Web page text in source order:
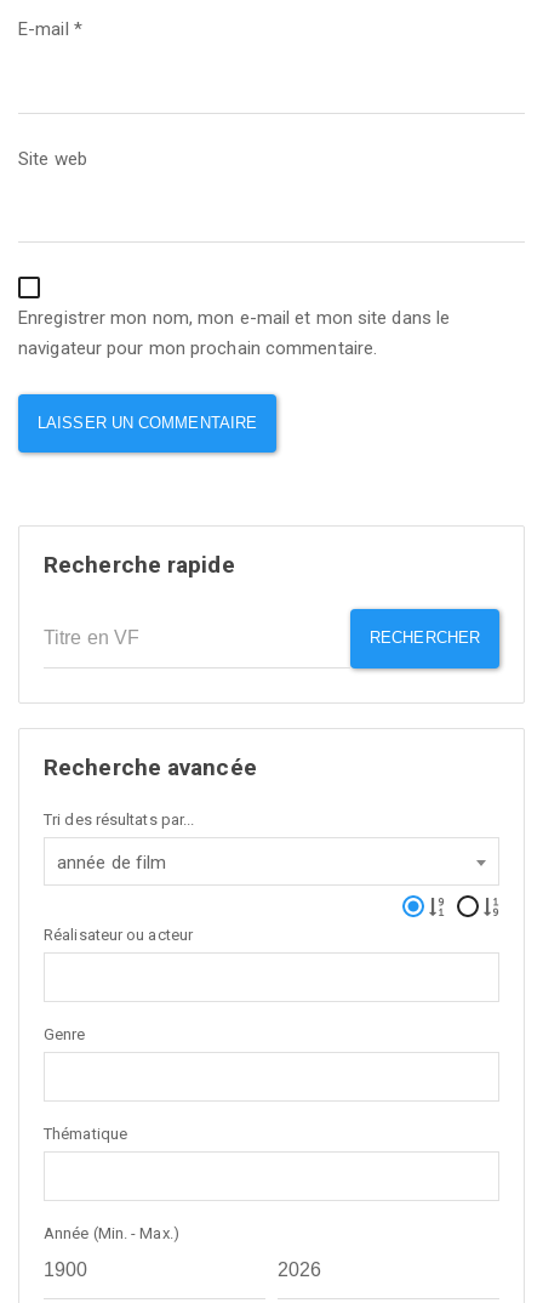
E-mail *
Site web
Enregistrer mon nom, mon e-mail et mon site dans le
navigateur pour mon prochain commentaire.
Recherche rapide
RECHERCHER
Recherche avancée
Tri des résultats par...
année de film
Réalisateur ou acteur
Genre
Thématique
Année (Min. - Max.)